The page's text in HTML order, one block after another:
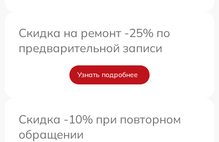
Скидка на ремонт -25% по
предварительной записи
Узнать подробнее
Скидка -10% при повторном
обращении